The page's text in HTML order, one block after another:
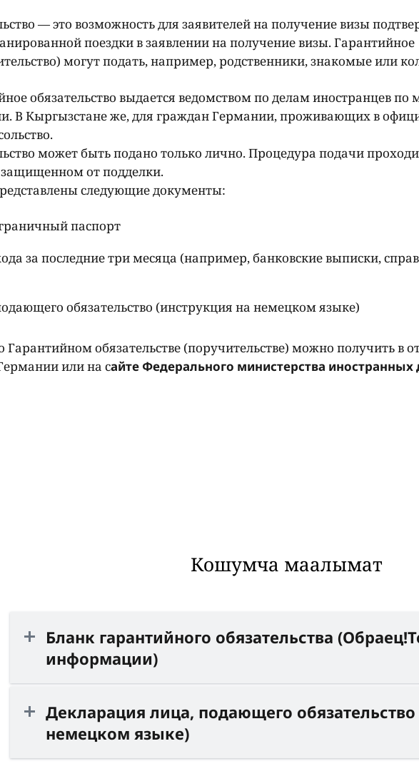
— это возможность для заявителей на получение визы
поездки в заявлении на получение визы. Гарантийное
могут подать, например, родственники, знакомые или
обязательство выдается ведомством по делам иностранцев по
В Кыргызстане же, для граждан Германии, проживающих в
может быть подано только лично. Процедура подачи
защищенном от подделки.
следующие документы:
паспорт
за последние три месяца (например, банковские выписки,
обязательство (инструкция на немецком языке)
обязательстве (поручительстве) можно получить в
или на сайте Федерального министерства иностранных
Кошумча маалымат
Бланк гарантийного обязательства
информации)
Декларация лица, подающего обязательство
немецком языке)